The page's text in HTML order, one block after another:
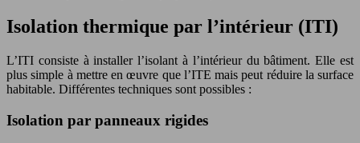
Isolation thermique par l’intérieur (ITI)
L’ITI consiste à installer l’isolant à l’intérieur du bâtiment. Elle est
plus simple à mettre en œuvre que l’ITE mais peut réduire la surface
habitable. Différentes techniques sont possibles :
Isolation par panneaux rigides